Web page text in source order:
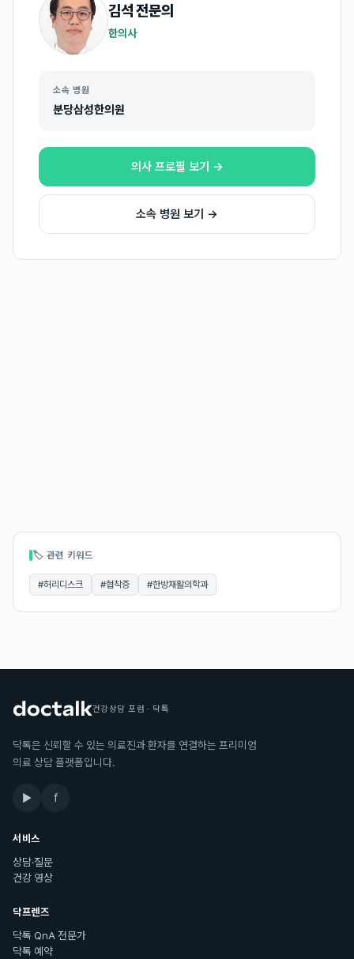
김석전문의
한의사
소속 병원
분당삼성한의원
의사 프로필 보기 →
소속 병원 보기 →
🏷 관련 키워드
#허리디스크 #협착증 #한방재활의학과
건강상담 포럼 · 닥톡
닥톡은 신뢰할 수 있는 의료진과 환자를 연결하는 프리미엄
의료 상담 플랫폼입니다.
▶ f
서비스
상담·질문
건강 영상
닥프렌즈
닥톡 QnA 전문가
닥톡 예약